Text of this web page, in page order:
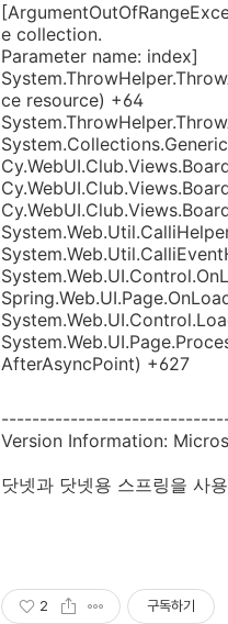
e collection.
Parameter name: index]
ce resource) +64
AfterAsyncPoint) +627
Version Information:
닷넷과 닷넷용 스프링을 사
2 구독하기